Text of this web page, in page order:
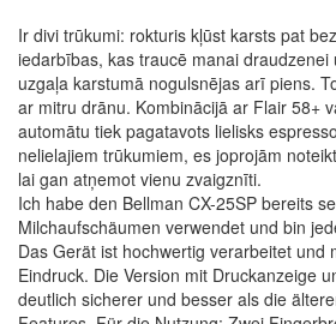
Ir divi trūkumi: rokturis kļūst karsts pat
iedarbības, kas traucē manai
uzgaļa karstumā nogulsnējas arī piens.
ar mitru drānu. Kombinācijā ar Flair 58+
automātu tiek pagatavots lielisks
nelielajiem trūkumiem, es joprojām
lai gan atņemot vienu zvaigznīti.
Ich habe den Bellman CX-25SP bereits
Milchaufschäumen verwendet und bin
Das Gerät ist hochwertig verarbeitet und
Eindruck. Die Version mit Druckanzeige
deutlich sicherer und besser als die